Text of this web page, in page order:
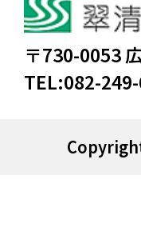
〒730-0053
TEL:082-